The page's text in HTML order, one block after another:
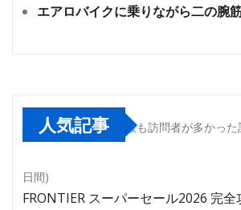
エアロバイクに乗りながら二の腕
人気記事 最も訪問者が多かっ
日間)
FRONTIER スーパーセール2026 完全